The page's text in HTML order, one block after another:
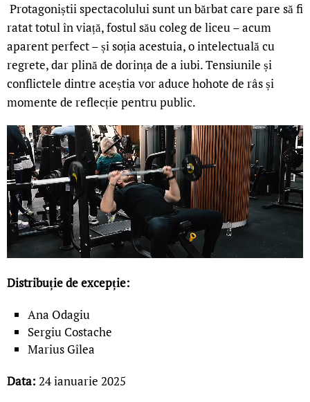
Protagoniștii spectacolului sunt un bărbat care pare să fi
ratat totul în viață, fostul său coleg de liceu – acum
aparent perfect – și soția acestuia, o intelectuală cu
regrete, dar plină de dorința de a iubi. Tensiunile și
conflictele dintre aceștia vor aduce hohote de râs și
momente de reflecție pentru public.
Distribuție de excepție:
Ana Odagiu
Sergiu Costache
Marius Gîlea
Data: 24 ianuarie 2025